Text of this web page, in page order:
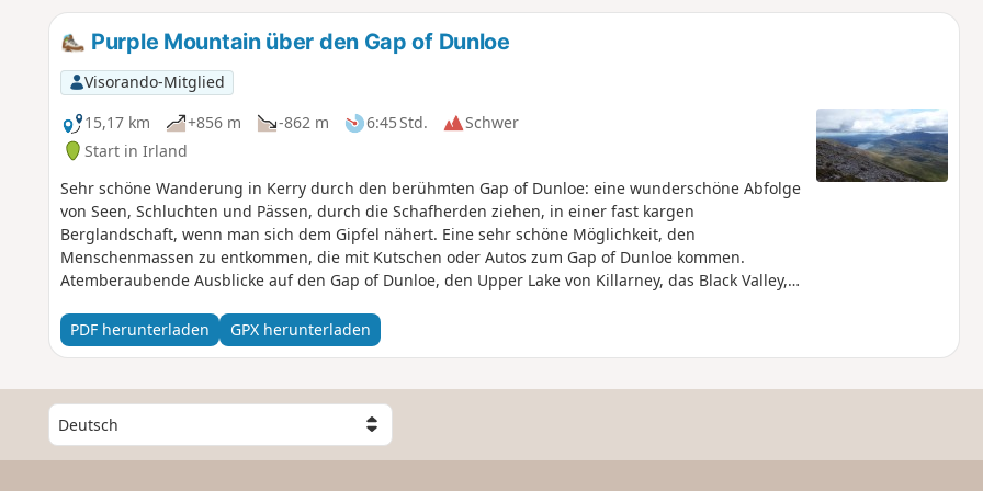
Purple Mountain über den Gap of Dunloe
Visorando-Mitglied
15,17 km
+856 m -862 m 6:45 Std.
Schwer
Start in Irland
Sehr schöne Wanderung in Kerry durch den berühmten Gap of Dunloe: eine wunderschöne Abfolge
von Seen, Schluchten und Pässen, durch die Schafherden ziehen, in einer fast kargen
Berglandschaft, wenn man sich dem Gipfel nähert. Eine sehr schöne Möglichkeit, den
Menschenmassen zu entkommen, die mit Kutschen oder Autos zum Gap of Dunloe kommen.
Atemberaubende Ausblicke auf den Gap of Dunloe, den Upper Lake von Killarney, das Black Valley,
Wanderung kann als Hin- und Rückweg oder als Rundwanderung unternommen werden.
PDF herunterladen GPX herunterladen
W
ä
h